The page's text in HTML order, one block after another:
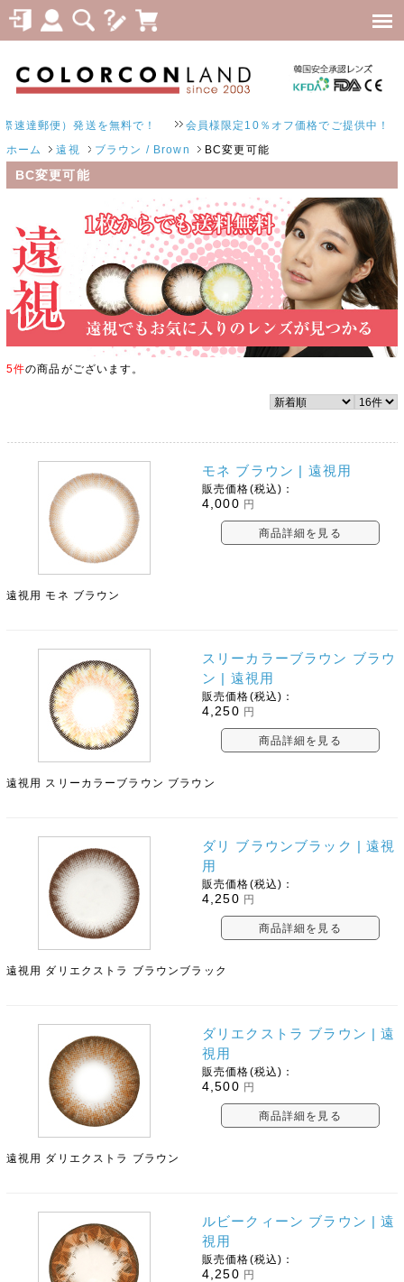
郵便）発送を無料で！ 会員様限定10％オフ価格でご提供中！
ホーム 遠視 ブラウン / Brown BC変更可能
BC変更可能
5件の商品がございます。
モネ ブラウン | 遠視用
販売価格(税込)：
4,000 円
商品詳細を見る
遠視用 モネ ブラウン
スリーカラーブラウン ブラウ
ン | 遠視用
販売価格(税込)：
4,250 円
商品詳細を見る
遠視用 スリーカラーブラウン ブラウン
ダリ ブラウンブラック | 遠視
用
販売価格(税込)：
4,250 円
商品詳細を見る
遠視用 ダリエクストラ ブラウンブラック
ダリエクストラ ブラウン | 遠
視用
販売価格(税込)：
4,500 円
商品詳細を見る
遠視用 ダリエクストラ ブラウン
ルビークィーン ブラウン | 遠
視用
販売価格(税込)：
4,250 円